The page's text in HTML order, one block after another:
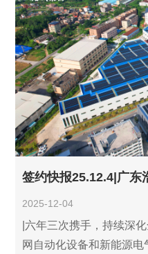
下聚焦智能高低压配电
的核心子公司，无锡市
网与新能源市场，对方
及设计出图速度需求持
2025-12-04
|六年三次携手，持续深
网自动化设备和新能源